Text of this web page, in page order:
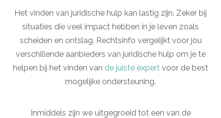
Het vinden van juridische hulp kan lastig zijn. Zeker bij
situaties die veel impact hebben in je leven zoals
scheiden en ontslag. Rechtsinfo vergelijkt voor jou
verschillende aanbieders van juridische hulp om je te
helpen bij het vinden van de juiste expert voor de best
mogelijke ondersteuning.
Inmiddels zijn we uitgegroeid tot een van de